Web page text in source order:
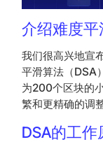
介绍难度平
我们很高兴地宣
平滑算法（DSA
为200个区块的
繁和更精确的调整
DSA的工作